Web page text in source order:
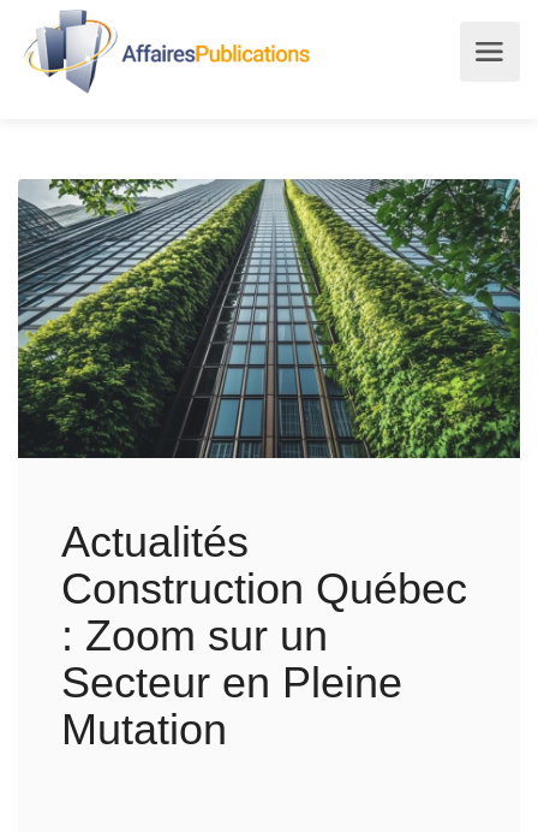
Actualités
Construction Québec
: Zoom sur un
Secteur en Pleine
Mutation